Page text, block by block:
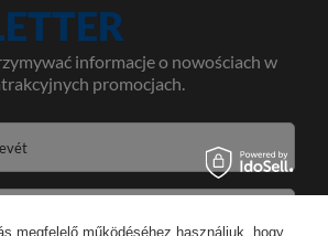
informacje o nowościach w
promocjach.
megfelelő működéséhez használjuk, hogy